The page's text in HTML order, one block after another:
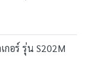
กอร์ รุ่น S202M